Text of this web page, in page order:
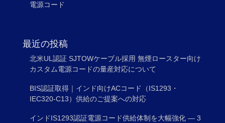
電源コード
最近の投稿
北米UL認証 SJTOWケーブル採用 無煙ロースター向け
カスタム電源コードの量産対応について
BIS認証取得｜インド向けACコード（IS1293・
IEC320-C13）供給のご提案への対応
インドIS1293認証電源コード供給体制を大幅強化 ― 3